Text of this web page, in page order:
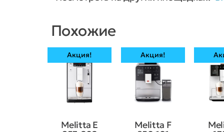
Похожие
Акция!
Melitta Е
Акция!
Melitta F